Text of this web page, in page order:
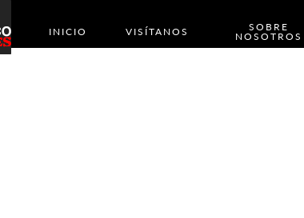
INICIO VISÍTANOS SOBRE
NOSOTROS